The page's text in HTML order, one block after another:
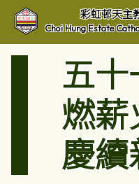
彩虹邨天主
Choi Hung Estate
五十
燃薪
慶續